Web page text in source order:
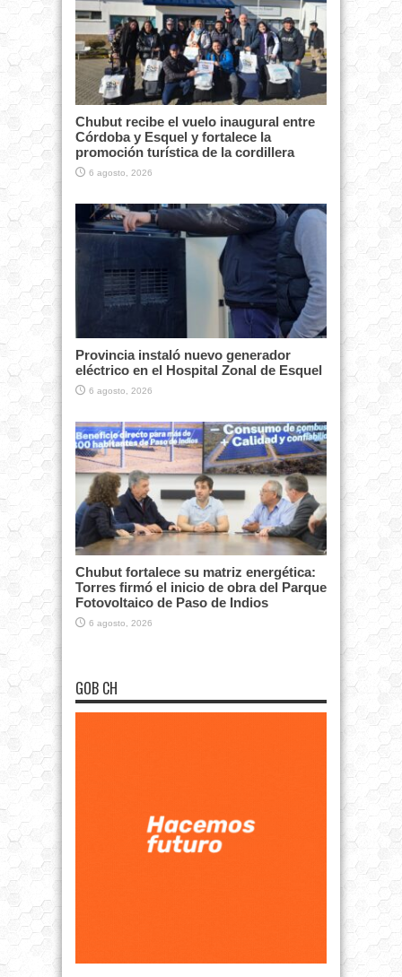
Chubut recibe el vuelo inaugural entre
Córdoba y Esquel y fortalece la
promoción turística de la cordillera
6 agosto, 2026
Provincia instaló nuevo generador
eléctrico en el Hospital Zonal de Esquel
6 agosto, 2026
Chubut fortalece su matriz energética:
Torres firmó el inicio de obra del Parque
Fotovoltaico de Paso de Indios
6 agosto, 2026
GOB CH